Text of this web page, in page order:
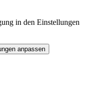
in den Einstellungen
anpassen